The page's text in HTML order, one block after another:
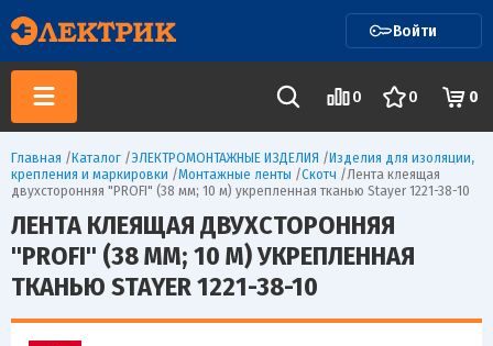
Войти
0 0 0
Главная /Каталог /ЭЛЕКТРОМОНТАЖНЫЕ ИЗДЕЛИЯ /Изделия для изоляции,
крепления и маркировки /Монтажные ленты /Скотч /Лента клеящая
двухсторонняя "PROFI" (38 мм; 10 м) укрепленная тканью Stayer 1221-38-10
ЛЕНТА КЛЕЯЩАЯ ДВУХСТОРОННЯЯ
"PROFI" (38 ММ; 10 М) УКРЕПЛЕННАЯ
ТКАНЬЮ STAYER 1221-38-10